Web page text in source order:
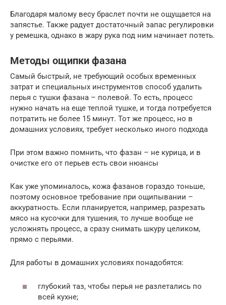
Благодаря малому весу браслет почти не ощущается на
запястье. Также радует достаточный запас регулировки
у ремешка, однако в жару рука под ним начинает потеть.
Методы ощипки фазана
Самый быстрый, не требующий особых временных
затрат и специальных инструментов способ удалить
перья с тушки фазана – полевой. То есть, процесс
нужно начать на еще теплой тушке, и тогда потребуется
потратить не более 15 минут. Тот же процесс, но в
домашних условиях, требует несколько иного подхода
При этом важно помнить, что фазан – не курица, и в
очистке его от перьев есть свои нюансы
Как уже упоминалось, кожа фазанов гораздо тоньше,
поэтому основное требование при ощипывании –
аккуратность. Если планируется, например, разрезать
мясо на кусочки для тушения, то лучше вообще не
усложнять процесс, а сразу снимать шкуру целиком,
прямо с перьями.
Для работы в домашних условиях понадобятся:
глубокий таз, чтобы перья не разлетались по
всей кухне;